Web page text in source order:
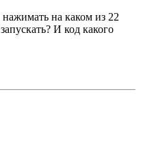
на каком из 22
И код какого